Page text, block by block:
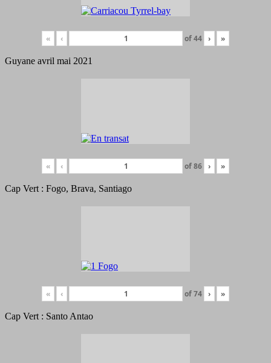
« ‹ of44 › »
Guyane avril mai 2021
« ‹ of86 › »
Cap Vert : Fogo, Brava, Santiago
« ‹ of74 › »
Cap Vert : Santo Antao